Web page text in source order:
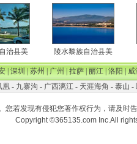
治县美 陵水黎族自治县美
|深圳|苏州|广州|拉萨|丽江|洛阳|威
凰- 九寨沟 - 广西漓江- 天涯海角 - 泰山 -
您若发现有侵犯您著作权行为，请及时
Copyright ©365135.com Inc.All